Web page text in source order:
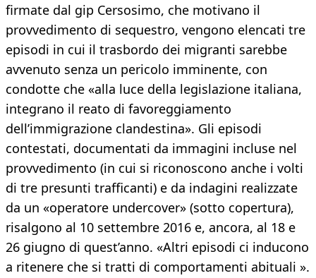
firmate dal gip Cersosimo, che motivano il
provvedimento di sequestro, vengono elencati tre
episodi in cui il trasbordo dei migranti sarebbe
avvenuto senza un pericolo imminente, con
condotte che «alla luce della legislazione italiana,
integrano il reato di favoreggiamento
dell’immigrazione clandestina». Gli episodi
contestati, documentati da immagini incluse nel
provvedimento (in cui si riconoscono anche i volti
di tre presunti trafficanti) e da indagini realizzate
da un «operatore undercover» (sotto copertura),
risalgono al 10 settembre 2016 e, ancora, al 18 e
26 giugno di quest’anno. «Altri episodi ci inducono
a ritenere che si tratti di comportamenti abituali ».